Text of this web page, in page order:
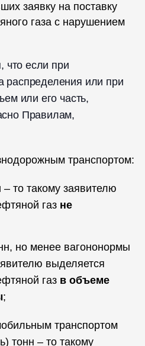
заявку на поставку
газа с нарушением
что если при
распределения или при
или его часть,
Правилам,
транспортом:
то такому заявителю
газ не
но менее вагононормы
выделяется
газ в объеме
;
транспортом
тонн – то такому